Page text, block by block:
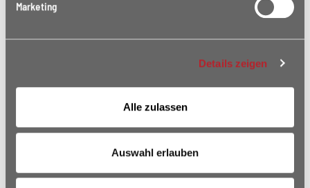
Marketing
Details zeigen
Alle zulassen
Auswahl erlauben